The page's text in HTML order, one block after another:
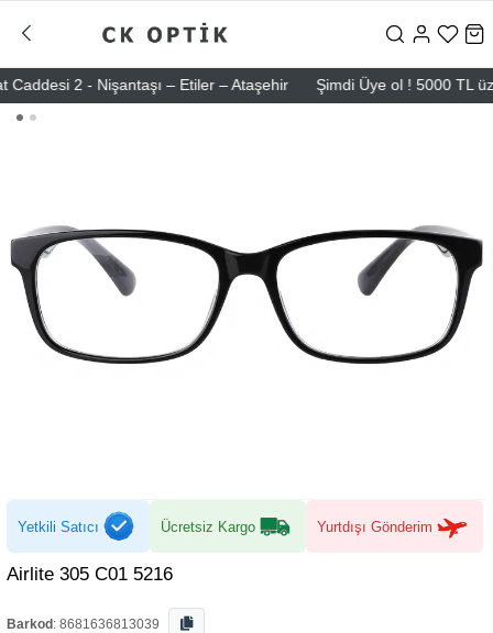
2 - Nişantaşı – Etiler – Ataşehir Şimdi Üye ol ! 5000 TL üzeri
Yetkili Satıcı Ücretsiz Kargo Yurtdışı Gönderim
Airlite 305 C01 5216
Barkod : 8681636813039